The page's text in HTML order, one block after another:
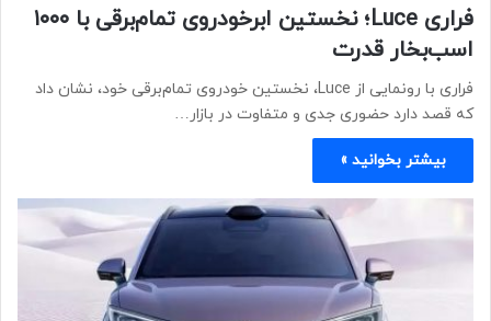
فراری Luce؛ نخستین ابرخودروی تمام‌برقی با ۱۰۰۰
اسب‌بخار قدرت
فراری با رونمایی از Luce، نخستین خودروی تمام‌برقی خود، نشان داد
که قصد دارد حضوری جدی و متفاوت در بازار…
بیشتر بخوانید »